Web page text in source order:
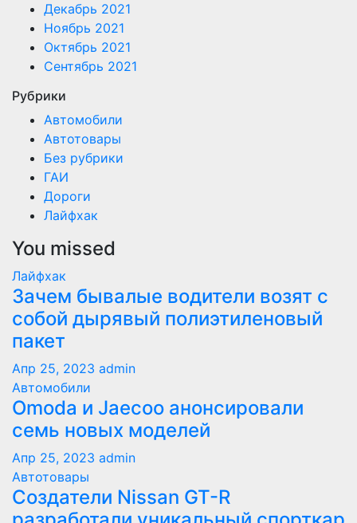
Декабрь 2021
Ноябрь 2021
Октябрь 2021
Сентябрь 2021
Рубрики
Автомобили
Автотовары
Без рубрики
ГАИ
Дороги
Лайфхак
You missed
Лайфхак
Зачем бывалые водители возят с
собой дырявый полиэтиленовый
пакет
Апр 25, 2023 admin
Автомобили
Оmoda и Jaecoo анонсировали
семь новых моделей
Апр 25, 2023 admin
Автотовары
Создатели Nissan GT-R